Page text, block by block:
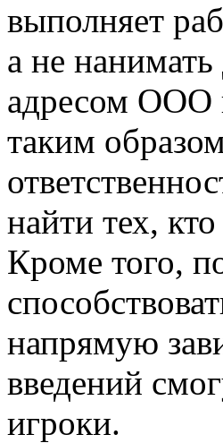
выполняет
а не
адресом ООО
таким
найти тех,
Кроме того,
напрямую
введений
игроки.